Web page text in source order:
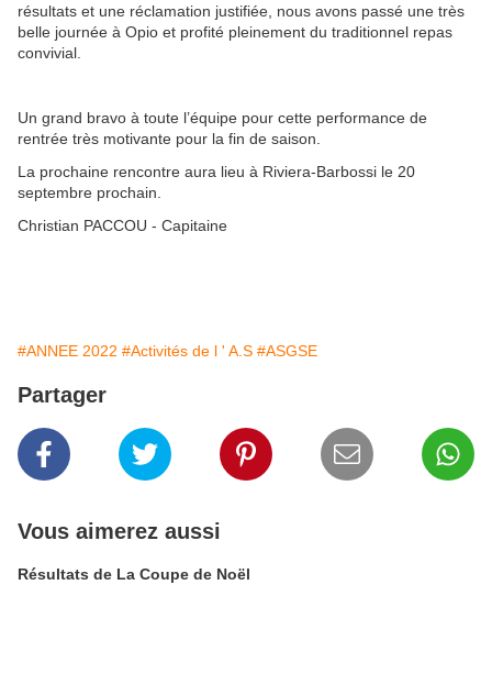
résultats et une réclamation justifiée, nous avons passé une très
belle journée à Opio et profité pleinement du traditionnel repas
convivial.
Un grand bravo à toute l’équipe pour cette performance de
rentrée très motivante pour la fin de saison.
La prochaine rencontre aura lieu à Riviera-Barbossi le 20
septembre prochain.
Christian PACCOU - Capitaine
#ANNEE 2022 #Activités de l ' A.S #ASGSE
Partager
Vous aimerez aussi
Résultats de La Coupe de Noël